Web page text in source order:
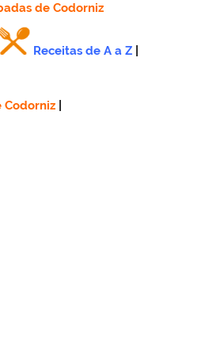
de Codorniz
Receitas de A a Z
Codorniz